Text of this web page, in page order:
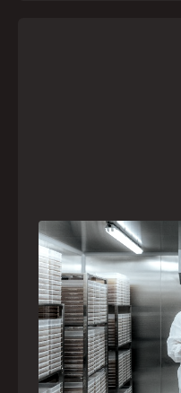
A paranaense Vuelo
empresas
representar o
negócios de Angola
Empresa participará
levando tecnologias
feridas, ostomia e